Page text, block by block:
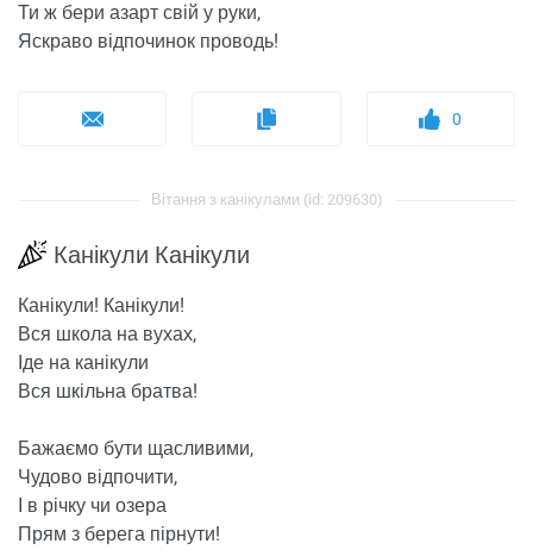
Ти ж бери азарт свій у руки,
Яскраво відпочинок проводь!
0
Вітання з канікулами (id: 209630)
Канікули Канікули
Канікули! Канікули!
Вся школа на вухах,
Іде на канікули
Вся шкільна братва!
Бажаємо бути щасливими,
Чудово відпочити,
І в річку чи озера
Прям з берега пірнути!